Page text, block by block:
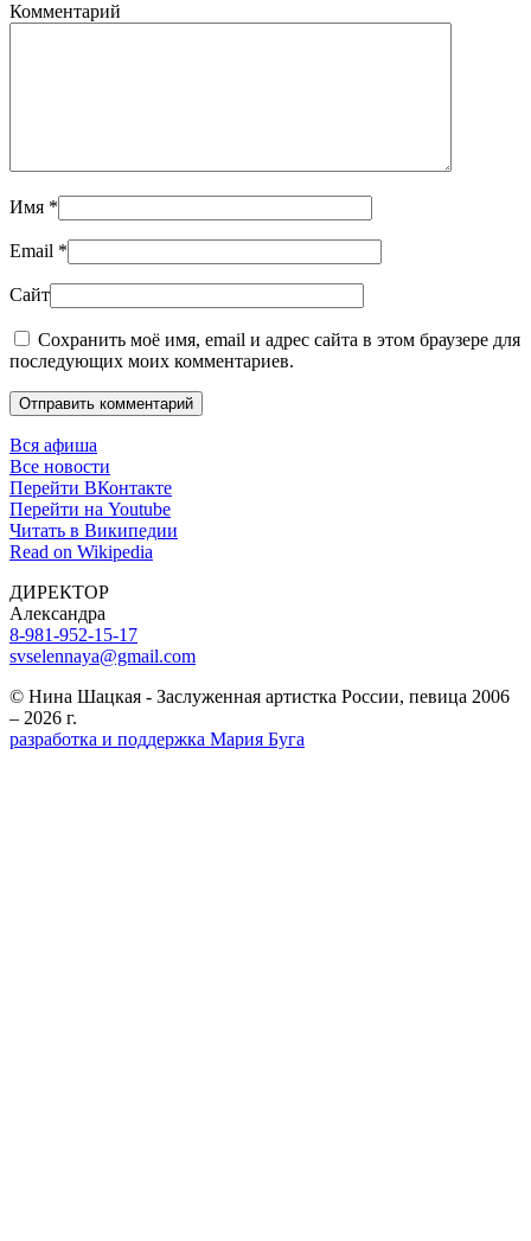
Комментарий
Имя *
Email *
Сайт
Сохранить моё имя, email и адрес сайта в этом браузере для
последующих моих комментариев.
Отправить комментарий
Вся афиша
Все новости
Перейти ВКонтакте
Перейти на Youtube
Читать в Википедии
Read on Wikipedia
ДИРЕКТОР
Александра
8-981-952-15-17
svselennaya@gmail.com
© Нина Шацкая - Заслуженная артистка России, певица 2006
– 2026 г.
разработка и поддержка Мария Буга